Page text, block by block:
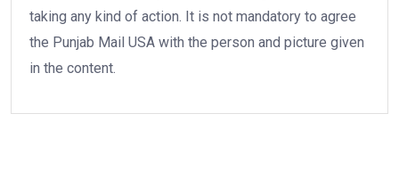
taking any kind of action. It is not mandatory to agree
the Punjab Mail USA with the person and picture given
in the content.